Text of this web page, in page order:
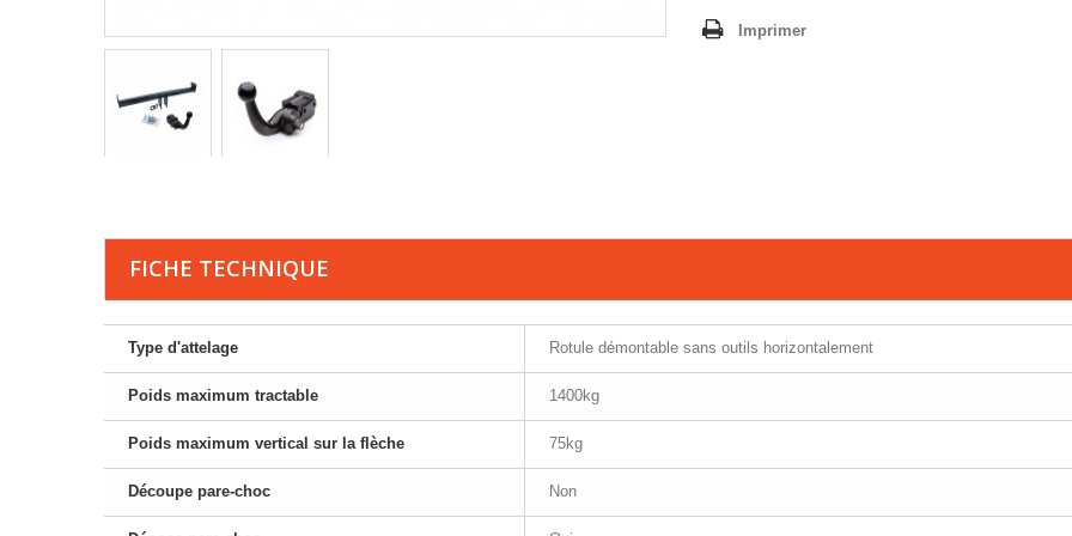
Imprimer
FICHE TECHNIQUE
Type d'attelage Rotule démontable sans outils horizontalement
Poids maximum tractable 1400kg
Poids maximum vertical sur la flèche 75kg
Découpe pare-choc Non